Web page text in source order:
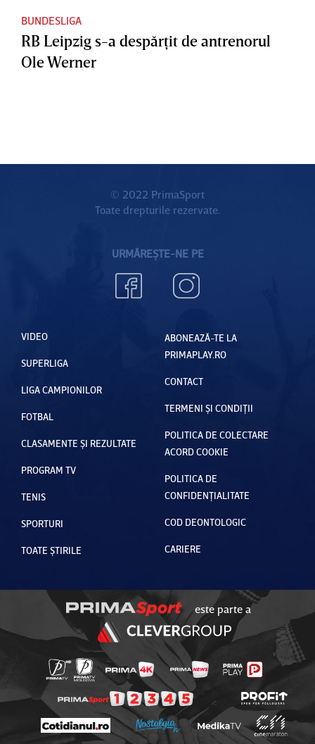
BUNDESLIGA
RB Leipzig s-a despărţit de antrenorul
Ole Werner
© 2022 PrimaSport
Toate drepturile rezervate.
URMĂREȘTE-NE PE
VIDEO
SUPERLIGA
LIGA CAMPIONILOR
FOTBAL
CLASAMENTE ȘI REZULTATE
PROGRAM TV
TENIS
SPORTURI
TOATE ȘTIRILE
ABONEAZĂ-TE LA
PRIMAPLAY.RO
CONTACT
TERMENI ȘI CONDIȚII
POLITICA DE COLECTARE
ACORD COOKIE
POLITICA DE
CONFIDENȚIALITATE
COD DEONTOLOGIC
CARIERE
este parte a